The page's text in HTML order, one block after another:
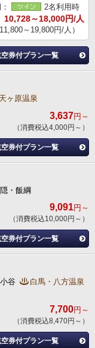
2名利用時
10,728～18,000円/人
～19,800円/人）
空券付プラン一覧
ヶ原温泉
3,637円～
（消費税込4,000円～）
空券付プラン一覧
・飯綱
9,091円～
（消費税込10,000円～）
空券付プラン一覧
谷 白馬・八方温泉
7,700円～
（消費税込8,470円～）
空券付プラン一覧